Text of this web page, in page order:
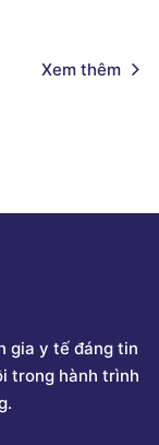
Xem thêm
gia y tế đáng tin
trong hành trình